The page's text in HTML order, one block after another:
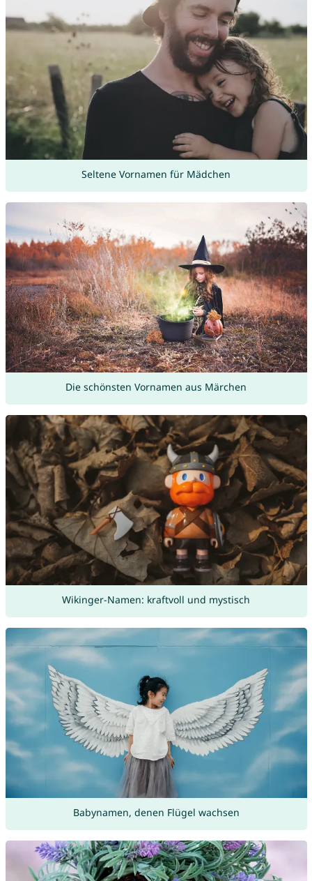
Seltene Vornamen für Mädchen
Die schönsten Vornamen aus Märchen
Wikinger-Namen: kraftvoll und mystisch
Babynamen, denen Flügel wachsen